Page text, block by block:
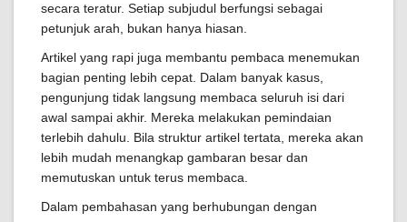
secara teratur. Setiap subjudul berfungsi sebagai
petunjuk arah, bukan hanya hiasan.
Artikel yang rapi juga membantu pembaca menemukan
bagian penting lebih cepat. Dalam banyak kasus,
pengunjung tidak langsung membaca seluruh isi dari
awal sampai akhir. Mereka melakukan pemindaian
terlebih dahulu. Bila struktur artikel tertata, mereka akan
lebih mudah menangkap gambaran besar dan
memutuskan untuk terus membaca.
Dalam pembahasan yang berhubungan dengan